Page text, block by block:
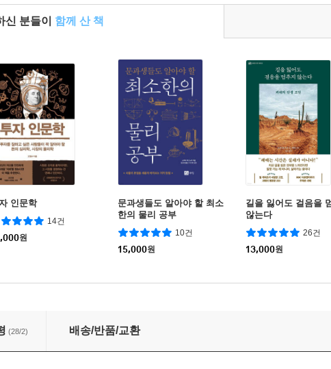
신 분들이 함께 산 책
인문학
14건
원
문과생들도 알아야 할 최소
한의 물리 공부
10건
15,000원
길을 잃어도 걸음을
않는다
26건
13,000원
(28/2) 배송/반품/교환